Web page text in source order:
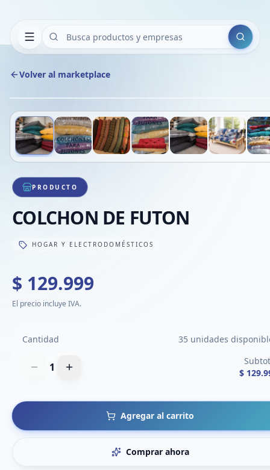
Buscar
Volver al marketplace
1/7
PRODUCTO
COLCHON DE FUTON
HOGAR Y ELECTRODOMÉSTICOS
$ 129.999
El precio incluye IVA.
Cantidad 35 unidades
1
$
Agregar al carrito
Comprar ahora